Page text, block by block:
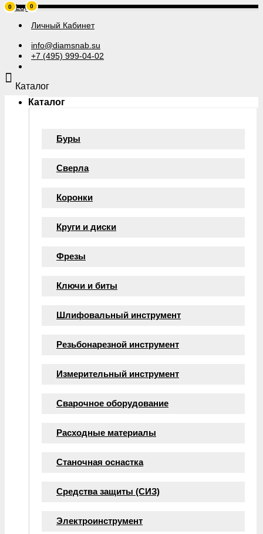
Личный Кабинет
info@diamsnab.su
+7 (495) 999-04-02
0
Каталог
Каталог
Буры
Сверла
Коронки
Круги и диски
Фрезы
Ключи и биты
Шлифовальный инструмент
Резьбонарезной инструмент
Измерительный инструмент
Сварочное оборудование
Расходные материалы
Станочная оснастка
Средства защиты (СИЗ)
Электроинструмент
0